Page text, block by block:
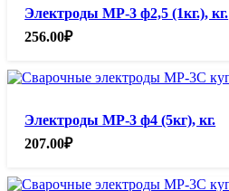
Электроды МР-3 ф2,5 (1кг.), кг.
256.00₽
Электроды МР-3 ф4 (5кг), кг.
207.00₽